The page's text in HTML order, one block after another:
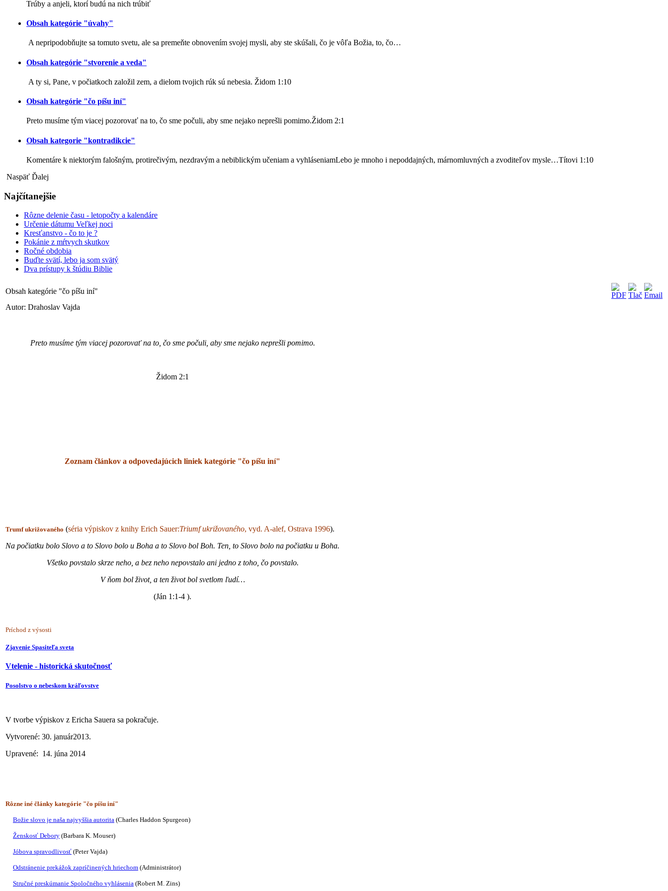
Trúby a anjeli, ktorí budú na nich trúbiť
Obsah kategórie "úvahy"
A nepripodobňujte sa tomuto svetu, ale sa premeňte obnovením svojej mysli, aby ste skúšali, čo je vôľa Božia, to, čo…
Obsah kategórie "stvorenie a veda"
A ty si, Pane, v počiatkoch založil zem, a dielom tvojich rúk sú nebesia. Židom 1:10
Obsah kategórie "čo píšu iní"
Preto musíme tým viacej pozorovať na to, čo sme počuli, aby sme nejako neprešli pomimo.Židom 2:1
Obsah kategorie "kontradikcie"
Komentáre k niektorým falošným, protirečivým, nezdravým a nebiblickým učeniam a vyhláseniamLebo je mnoho i nepoddajných, márnomluvných a zvoditeľov mysle…Títovi 1:10
Naspäť Ďalej
Najčítanejšie
Rôzne delenie času - letopočty a kalendáre
Určenie dátumu Veľkej noci
Kresťanstvo - čo to je ?
Pokánie z mŕtvych skutkov
Ročné obdobia
Buďte svätí, lebo ja som svätý
Dva prístupy k štúdiu Biblie
Obsah kategórie "čo píšu iní"
Autor: Drahoslav Vajda
Preto musíme tým viacej pozorovať na to, čo sme počuli, aby sme nejako neprešli pomimo.
Židom 2:1
Zoznam článkov a odpovedajúcich liniek kategórie "čo píšu iní"
Trumf ukrižovaného (séria výpiskov z knihy Erich Sauer:Triumf ukrižovaného, vyd. A-alef, Ostrava 1996).
Na počiatku bolo Slovo a to Slovo bolo u Boha a to Slovo bol Boh. Ten, to Slovo bolo na počiatku u Boha.
Všetko povstalo skrze neho, a bez neho nepovstalo ani jedno z toho, čo povstalo.
V ňom bol život, a ten život bol svetlom ľudí…
(Ján 1:1-4 ).
Príchod z výsosti
Zjavenie Spasiteľa sveta
Vtelenie - historická skutočnosť
Posolstvo o nebeskom kráľovstve
V tvorbe výpiskov z Ericha Sauera sa pokračuje.
Vytvorené: 30. január2013.
Upravené: 14. júna 2014
Rôzne iné články kategórie "čo píšu iní"
Božie slovo je naša najvyššia autorita (Charles Haddon Spurgeon)
Ženskosť Debory (Barbara K. Mouser)
Jóbova spravodlivosť (Peter Vajda)
Odstránenie prekážok zapríčinených hriechom (Administrátor)
Stručné preskúmanie Spoločného vyhlásenia (Robert M. Zins)